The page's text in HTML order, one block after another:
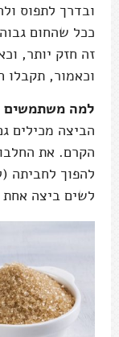
ובדרך לתפוס
ככל שהחום
זה חזק יותר,
וכאמור,
למה משתמשים
הביצה מכילים
הקרם. את
להפוך לחביתה
לשים ביצה אחת